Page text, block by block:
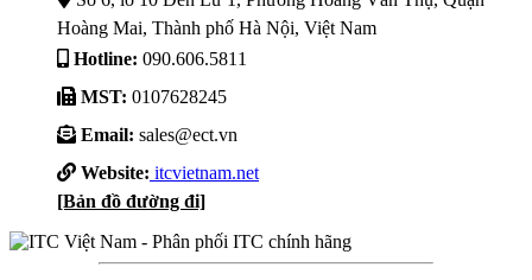
Hoàng Mai, Thành phố Hà Nội, Việt Nam
Hotline: 090.606.5811
MST: 0107628245
Email: sales@ect.vn
Website: itcvietnam.net
[Bản đồ đường đi]